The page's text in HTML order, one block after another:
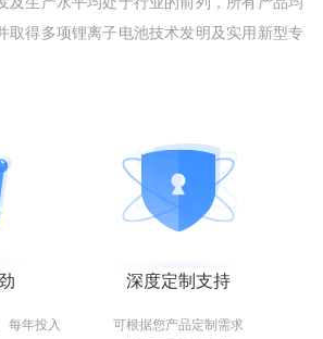
取得多项锂离子电池技术发明及实用新型专
每年投入
深度定制支持
可根据您产品定制需求